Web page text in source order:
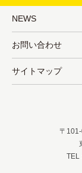
NEWS
お問い合わせ
サイトマップ
〒
TEL